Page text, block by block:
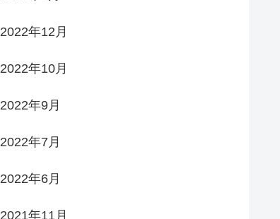
2022年12月
2022年10月
2022年9月
2022年7月
2022年6月
2021年11月